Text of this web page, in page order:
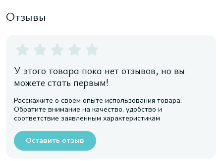
Отзывы
У этого товара пока нет отзывов, но вы
можете стать первым!
Расскажите о своем опыте использования товара.
Обратите внимание на качество, удобство и
соответствие заявленным характеристикам
Оставить отзыв